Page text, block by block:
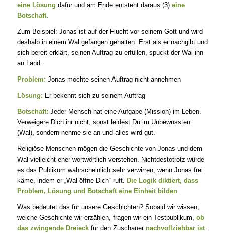
eine Lösung dafür und am Ende entsteht daraus (3) eine
Botschaft.
Zum Beispiel: Jonas ist auf der Flucht vor seinem Gott und wird
deshalb in einem Wal gefangen gehalten. Erst als er nachgibt und
sich bereit erklärt, seinen Auftrag zu erfüllen, spuckt der Wal ihn
an Land.
Problem: Jonas möchte seinen Auftrag nicht annehmen
Lösung: Er bekennt sich zu seinem Auftrag
Botschaft: Jeder Mensch hat eine Aufgabe (Mission) im Leben.
Verweigere Dich ihr nicht, sonst leidest Du im Unbewussten
(Wal), sondern nehme sie an und alles wird gut.
Religiöse Menschen mögen die Geschichte von Jonas und dem
Wal vielleicht eher wortwörtlich verstehen. Nichtdestotrotz würde
es das Publikum wahrscheinlich sehr verwirren, wenn Jonas frei
käme, indem er „Wal öffne Dich“ ruft. Die Logik diktiert, dass
Problem, Lösung und Botschaft eine Einheit bilden.
Was bedeutet das für unsere Geschichten? Sobald wir wissen,
welche Geschichte wir erzählen, fragen wir ein Testpublikum, ob
das zwingende Dreieckfür den Zuschauer nachvollziehbar ist.